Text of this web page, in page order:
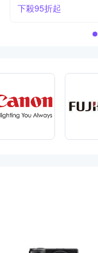
70-200mm F2.8